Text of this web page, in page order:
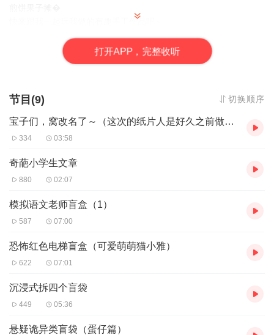
快来跟我一起玩我做的有趣手工作品吧～
打开APP，完整收听
节目(9) 切换顺序
宝子们，窝改名了～（这次的纸片人是好久之前做的，今天才想起扒拉出来）
334 03:58
奇葩小学生文章
880 02:07
模拟语文老师盲盒（1）
587 07:00
恐怖红色电梯盲盒（可爱萌萌猫小雅）
622 07:01
沉浸式拆四个盲袋
449 05:36
悬疑诡异类盲袋（蛋仔篇）